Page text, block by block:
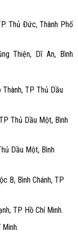
Thủ Đức, Thành Phố
Thiện, Dĩ An, Bình
TP Thủ Dầu
Thủ Dầu Một, Bình
Dầu Một, Bình
B, Bình Chánh, TP
TP Hồ Chí Minh.